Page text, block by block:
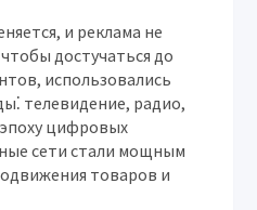
и реклама не
достучаться до
использовались
телевидение, радио,
эпоху цифровых
сети стали мощным
товаров и